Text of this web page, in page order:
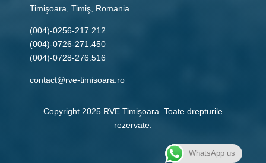
Timişoara, Timiş, Romania
(004)-0256-217.212
(004)-0726-271.450
(004)-0728-276.516
contact@rve-timisoara.ro
Copyright 2025 RVE Timişoara. Toate drepturile
rezervate.
WhatsApp us